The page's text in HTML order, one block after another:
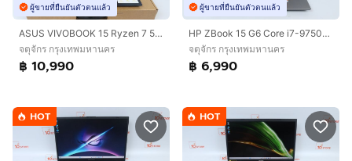
ผู้ขายที่ยืนยันตัวตนแล้ว
ASUS VIVOBOOK 15 Ryzen 7 5825U RAM16.512GB
จตุจักร กรุงเทพมหานคร
฿ 10,990
ผู้ขายที่ยืนยันตัวตนแล้ว
HP ZBook 15 G6 Core i7-9750H Ram16.512GB
จตุจักร กรุงเทพมหานคร
฿ 6,990
HOT HOT